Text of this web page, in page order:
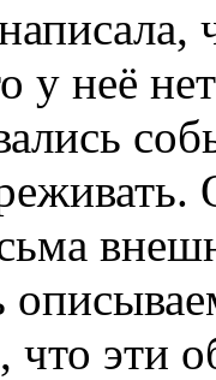
у неё
что эти